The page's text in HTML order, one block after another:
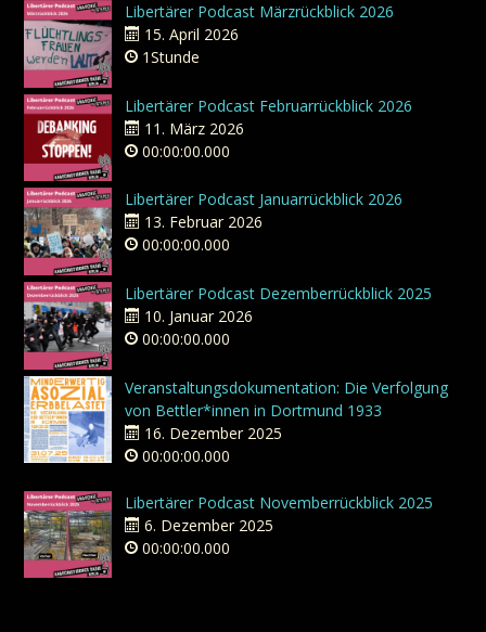
Libertärer Podcast Märzrückblick 2026
15. April 2026
1Stunde
Libertärer Podcast Februarrückblick 2026
11. März 2026
00:00:00.000
Libertärer Podcast Januarrückblick 2026
13. Februar 2026
00:00:00.000
Libertärer Podcast Dezemberrückblick 2025
10. Januar 2026
00:00:00.000
Veranstaltungsdokumentation: Die Verfolgung
von Bettler*innen in Dortmund 1933
16. Dezember 2025
00:00:00.000
Libertärer Podcast Novemberrückblick 2025
6. Dezember 2025
00:00:00.000